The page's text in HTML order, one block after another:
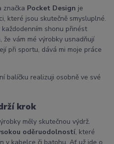
značka Pocket Design je
které jsou skutečně smysluplné.
shonu přinést
že vám mé výrobky usnadňují
při sportu, dává mi moje práce
balíčku realizuji osobně ve své
krok
měly skutečnou výdrž.
oděruodolností, které